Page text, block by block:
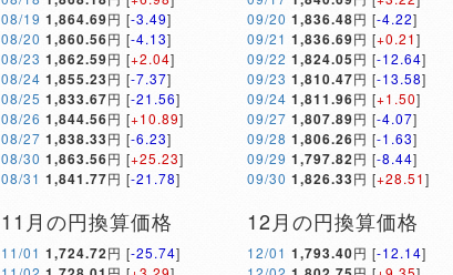
08/19 1,864.69円 [-3.49]
08/20 1,860.56円 [-4.13]
08/23 1,862.59円 [+2.04]
08/24 1,855.23円 [-7.37]
08/25 1,833.67円 [-21.56]
08/26 1,844.56円 [+10.89]
08/27 1,838.33円 [-6.23]
08/30 1,863.56円 [+25.23]
08/31 1,841.77円 [-21.78]
09/20 1,836.48円 [-4.22]
09/21 1,836.69円 [+0.21]
09/22 1,824.05円 [-12.64]
09/23 1,810.47円 [-13.58]
09/24 1,811.96円 [+1.50]
09/27 1,807.89円 [-4.07]
09/28 1,806.26円 [-1.63]
09/29 1,797.82円 [-8.44]
09/30 1,826.33円 [+28.51]
11月の円換算価格
11/01 1,724.72円 [-25.74]
12月の円換算価格
12/01 1,793.40円 [-12.14]